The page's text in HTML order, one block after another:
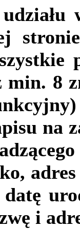
min. 8
na
i